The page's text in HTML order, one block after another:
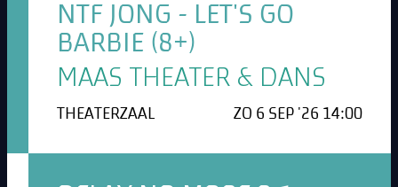
NTF JONG - LET'S GO
BARBIE (8+)
MAAS THEATER & DANS
THEATERZAAL ZO 6 SEP '26 14:00